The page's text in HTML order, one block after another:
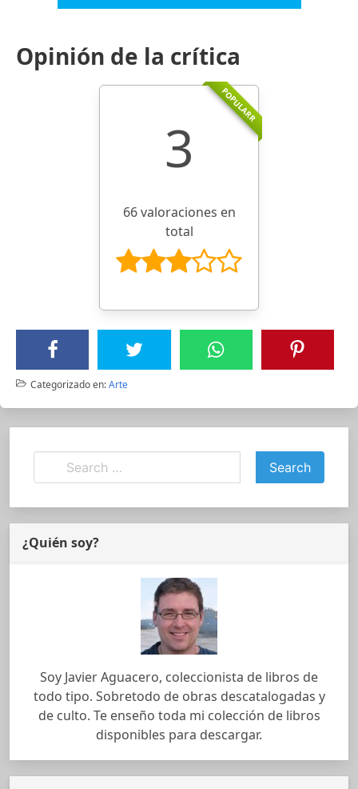
Opinión de la crítica
POPULARR
3
66 valoraciones en
total
Categorizado en:Arte
¿Quién soy?
Soy Javier Aguacero, coleccionista de libros de
todo tipo. Sobretodo de obras descatalogadas y
de culto. Te enseño toda mi colección de libros
disponibles para descargar.